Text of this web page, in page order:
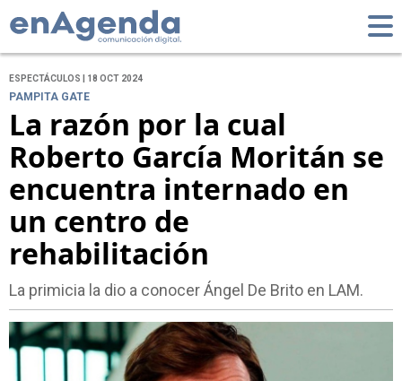
ESPECTÁCULOS | 18 OCT 2024
PAMPITA GATE
La razón por la cual
Roberto García Moritán se
encuentra internado en
un centro de
rehabilitación
La primicia la dio a conocer Ángel De Brito en LAM.